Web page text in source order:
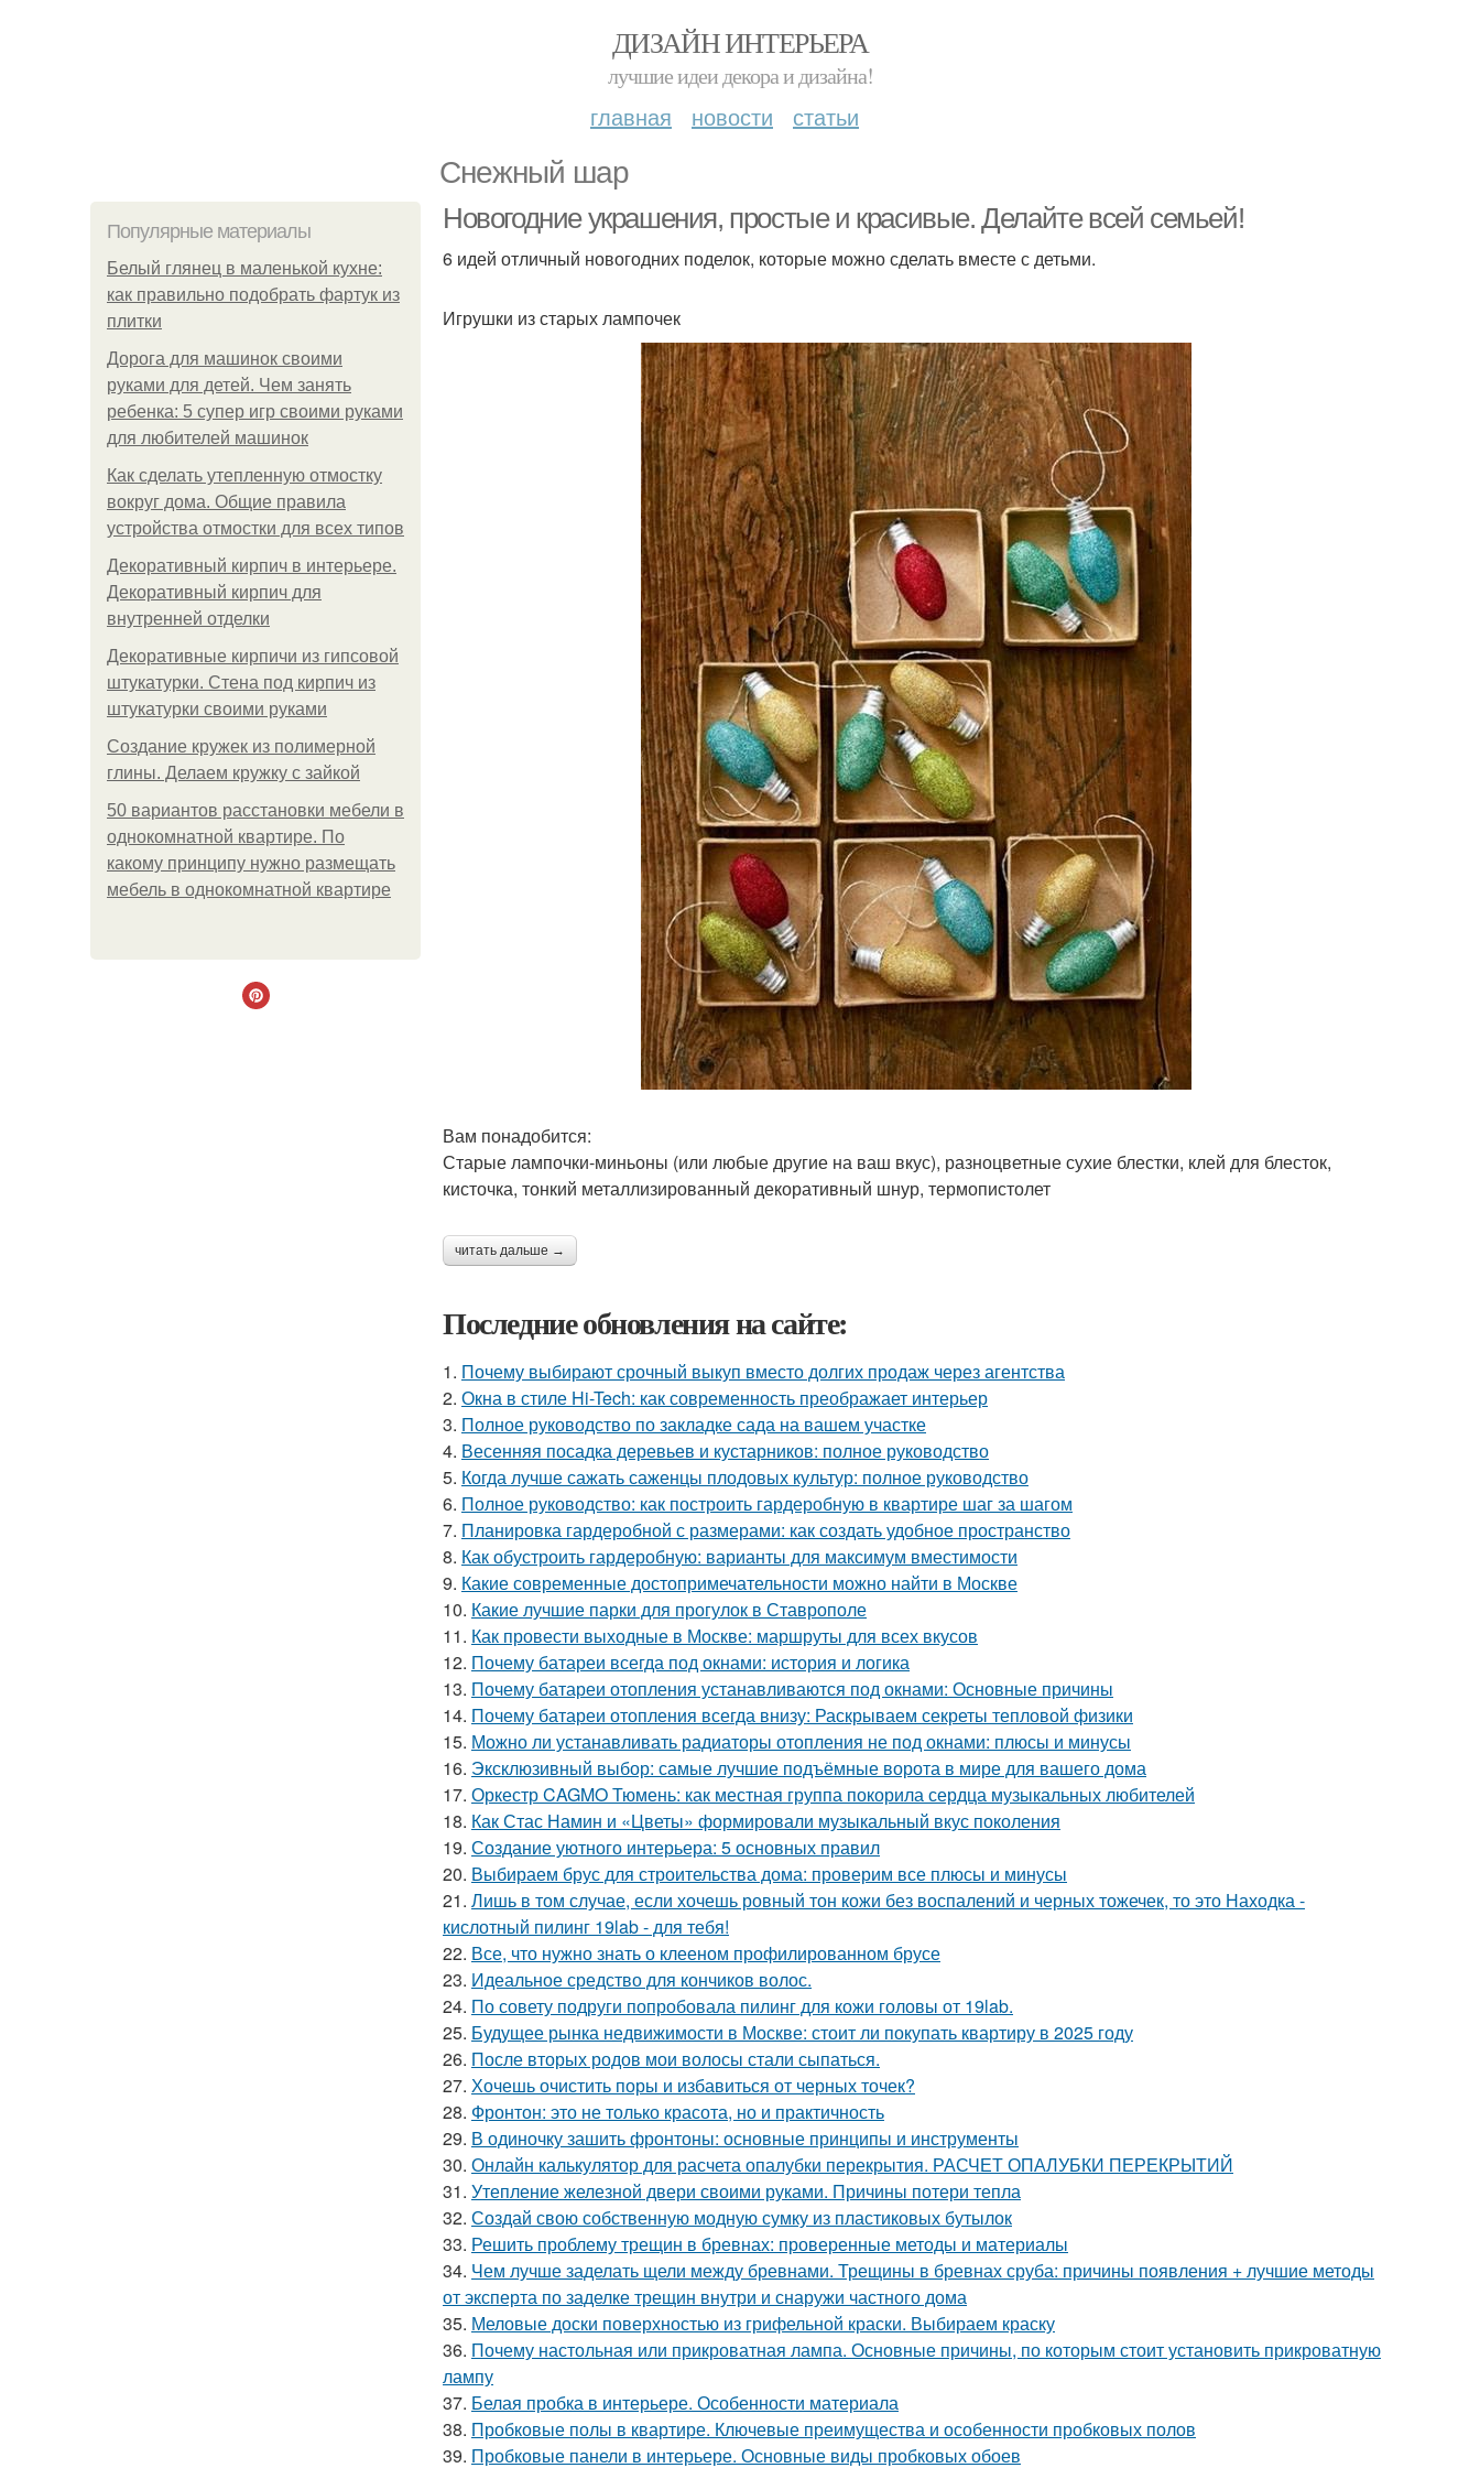
ДИЗАЙН ИНТЕРЬЕРА
лучшие идеи декора и дизайна!
главная новости статьи
Снежный шар
Популярные материалы
Белый глянец в маленькой кухне:
как правильно подобрать фартук из
плитки
Дорога для машинок своими
руками для детей. Чем занять
ребенка: 5 супер игр своими руками
для любителей машинок
Как сделать утепленную отмостку
вокруг дома. Общие правила
устройства отмостки для всех типов
Декоративный кирпич в интерьере.
Декоративный кирпич для
внутренней отделки
Декоративные кирпичи из гипсовой
штукатурки. Стена под кирпич из
штукатурки своими руками
Создание кружек из полимерной
глины. Делаем кружку с зайкой
50 вариантов расстановки мебели в
однокомнатной квартире. По
какому принципу нужно размещать
мебель в однокомнатной квартире
Новогодние украшения, простые и красивые. Делайте всей семьей!
6 идей отличный новогодних поделок, которые можно сделать вместе с детьми.
Игрушки из старых лампочек
Вам понадобится:
Старые лампочки-миньоны (или любые другие на ваш вкус), разноцветные сухие блестки, клей для блесток,
кисточка, тонкий металлизированный декоративный шнур, термопистолет
читать дальше →
Последние обновления на сайте:
1. Почему выбирают срочный выкуп вместо долгих продаж через агентства
2. Окна в стиле Hi-Tech: как современность преображает интерьер
3. Полное руководство по закладке сада на вашем участке
4. Весенняя посадка деревьев и кустарников: полное руководство
5. Когда лучше сажать саженцы плодовых культур: полное руководство
6. Полное руководство: как построить гардеробную в квартире шаг за шагом
7. Планировка гардеробной с размерами: как создать удобное пространство
8. Как обустроить гардеробную: варианты для максимум вместимости
9. Какие современные достопримечательности можно найти в Москве
10. Какие лучшие парки для прогулок в Ставрополе
11. Как провести выходные в Москве: маршруты для всех вкусов
12. Почему батареи всегда под окнами: история и логика
13. Почему батареи отопления устанавливаются под окнами: Основные причины
14. Почему батареи отопления всегда внизу: Раскрываем секреты тепловой физики
15. Можно ли устанавливать радиаторы отопления не под окнами: плюсы и минусы
16. Эксклюзивный выбор: самые лучшие подъёмные ворота в мире для вашего дома
17. Оркестр CAGMO Тюмень: как местная группа покорила сердца музыкальных любителей
18. Как Стас Намин и «Цветы» формировали музыкальный вкус поколения
19. Создание уютного интерьера: 5 основных правил
20. Выбираем брус для строительства дома: проверим все плюсы и минусы
21. Лишь в том случае, если хочешь ровный тон кожи без воспалений и черных тожечек, то это Находка -
кислотный пилинг 19lab - для тебя!
22. Все, что нужно знать о клееном профилированном брусе
23. Идеальное средство для кончиков волос.
24. По совету подруги попробовала пилинг для кожи головы от 19lab.
25. Будущее рынка недвижимости в Москве: стоит ли покупать квартиру в 2025 году
26. После вторых родов мои волосы стали сыпаться.
27. Хочешь очистить поры и избавиться от черных точек?
28. Фронтон: это не только красота, но и практичность
29. В одиночку зашить фронтоны: основные принципы и инструменты
30. Онлайн калькулятор для расчета опалубки перекрытия. РАСЧЕТ ОПАЛУБКИ ПЕРЕКРЫТИЙ
31. Утепление железной двери своими руками. Причины потери тепла
32. Создай свою собственную модную сумку из пластиковых бутылок
33. Решить проблему трещин в бревнах: проверенные методы и материалы
34. Чем лучше заделать щели между бревнами. Трещины в бревнах сруба: причины появления + лучшие методы
от эксперта по заделке трещин внутри и снаружи частного дома
35. Меловые доски поверхностью из грифельной краски. Выбираем краску
36. Почему настольная или прикроватная лампа. Основные причины, по которым стоит установить прикроватную
лампу
37. Белая пробка в интерьере. Особенности материала
38. Пробковые полы в квартире. Ключевые преимущества и особенности пробковых полов
39. Пробковые панели в интерьере. Основные виды пробковых обоев